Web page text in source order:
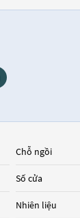
Chỗ ngồi
Số cửa
Nhiên liệu